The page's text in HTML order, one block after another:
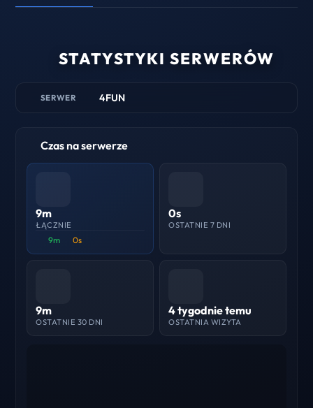
STATYSTYKI SERWERÓW
SERWER 4FUN
Czas na serwerze
9m
ŁĄCZNIE
9m 0s
0s
OSTATNIE 7 DNI
9m
OSTATNIE 30 DNI
4 tygodnie temu
OSTATNIA WIZYTA